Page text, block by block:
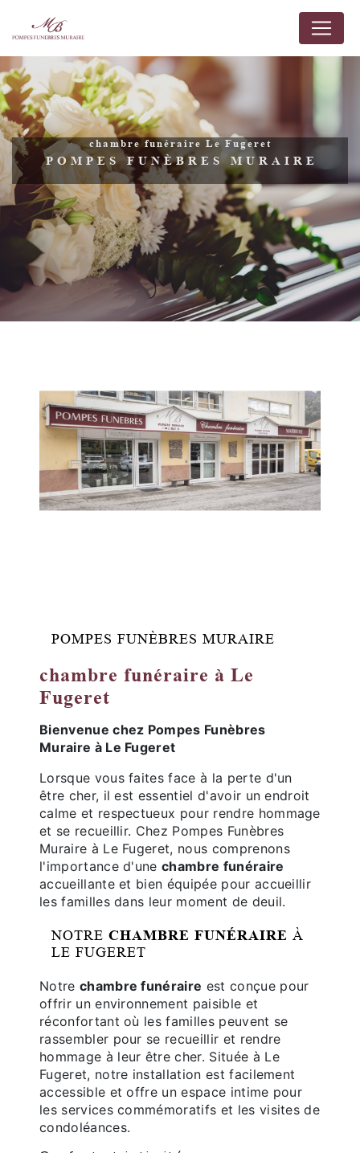
chambre funéraire Le Fugeret
POMPES FUNÈBRES MURAIRE
POMPES FUNÈBRES MURAIRE
chambre funéraire à Le
Fugeret
Bienvenue chez Pompes Funèbres
Muraire à Le Fugeret
Lorsque vous faites face à la perte d'un
être cher, il est essentiel d'avoir un endroit
calme et respectueux pour rendre hommage
et se recueillir. Chez Pompes Funèbres
Muraire à Le Fugeret, nous comprenons
l'importance d'unechambre funéraire
accueillante et bien équipée pour accueillir
les familles dans leur moment de deuil.
NOTRE CHAMBRE FUNÉRAIRE À
LE FUGERET
Notre chambre funéraire est conçue pour
offrir un environnement paisible et
réconfortant où les familles peuvent se
rassembler pour se recueillir et rendre
hommage à leur être cher. Située à Le
Fugeret, notre installation est facilement
accessible et offre un espace intime pour
les services commémoratifs et les visites de
condoléances.